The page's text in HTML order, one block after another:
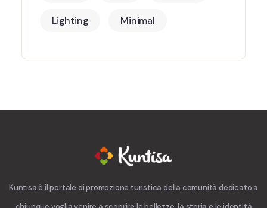
Lighting Minimal
Kuntisa è il portale di promozione turistica della comunità dedicato a